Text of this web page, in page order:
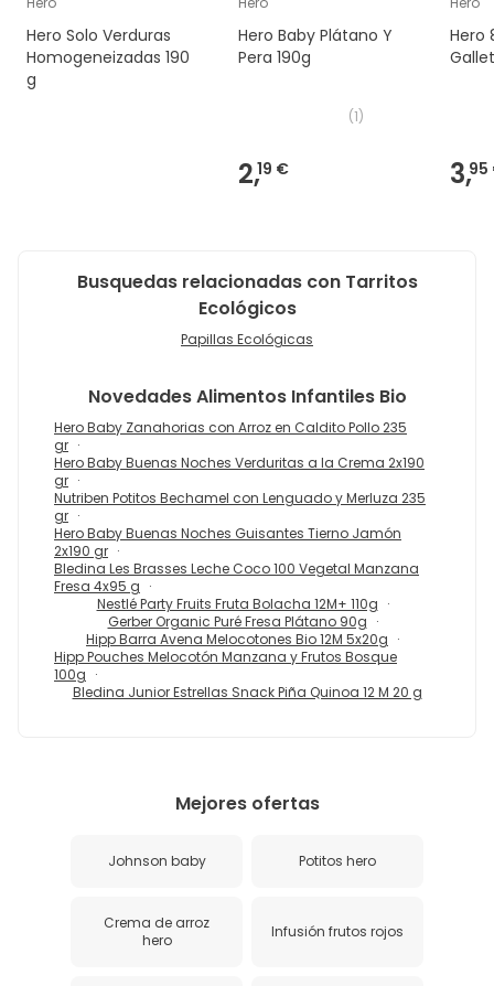
Hero Solo Verduras
Homogeneizadas 190
g
Hero Baby Plátano Y
Pera 190g
(1)
2,19 €
Hero
3,95
Busquedas relacionadas con Tarritos
Ecológicos
Papillas Ecológicas
NovedadesAlimentos Infantiles Bio
Hero Baby Zanahorias con Arroz en Caldito Pollo 235
gr
Hero Baby Buenas Noches Verduritas a la Crema 2x190
gr
Nutriben Potitos Bechamel con Lenguado y Merluza 235
gr
Hero Baby Buenas Noches Guisantes Tierno Jamón
2x190 gr
Bledina Les Brasses Leche Coco 100 Vegetal Manzana
Fresa 4x95 g
Nestlé Party Fruits Fruta Bolacha 12M+ 110g
Gerber Organic Puré Fresa Plátano 90g
Hipp Barra Avena Melocotones Bio 12M 5x20g
Hipp Pouches Melocotón Manzana y Frutos Bosque
100g
Bledina Junior Estrellas Snack Piña Quinoa 12 M 20 g
Mejores ofertas
Johnson baby Potitos hero
Crema de arroz
hero
Infusión frutos rojos